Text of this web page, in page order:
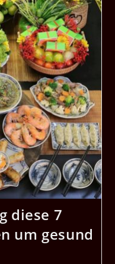
diese 7
um gesund